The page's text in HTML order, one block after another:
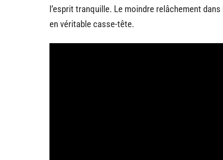
l’esprit tranquille. Le moindre relâchement
en véritable casse-tête.